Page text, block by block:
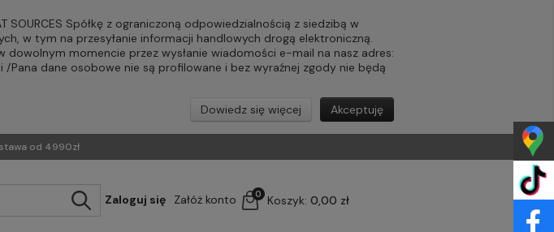
Spółkę z ograniczoną odpowiedzialnością z siedzibą w
w tym na przesyłanie informacji handlowych drogą elektroniczną.
momencie przez wysłanie wiadomości e-mail na nasz adres:
Pana dane osobowe nie są profilowane i bez wyraźnej zgody nie będą
Akceptuję
Dowiedz się więcej
od 4990zł
Zaloguj się Załóż konto Koszyk: 0,00 zł
0